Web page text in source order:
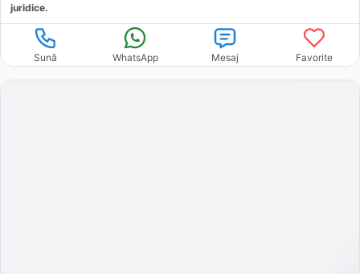
juridice.
Sună WhatsApp Mesaj Favorite